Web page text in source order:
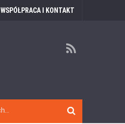
WSPÓŁPRACA I KONTAKT